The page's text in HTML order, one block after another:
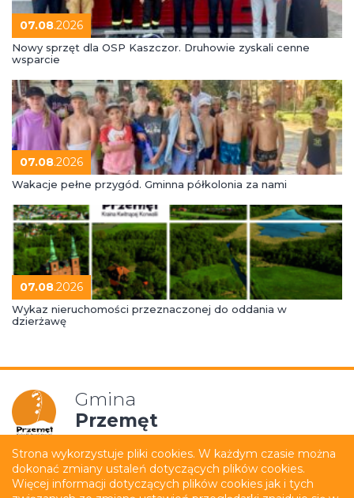
07.08.2026
Nowy sprzęt dla OSP Kaszczor. Druhowie zyskali cenne
wsparcie
07.08.2026
Wakacje pełne przygód. Gminna półkolonia za nami
07.08.2026
Wykaz nieruchomości przeznaczonej do oddania w
dzierżawę
Gmina
Przemęt
Mapa strony
Polityka prywatności
Strona wykorzystuje pliki cookies. W każdym czasie można
dokonać zmiany ustaleń dotyczących plików cookies.
Więcej informacji dotyczących plików cookies jak i tych